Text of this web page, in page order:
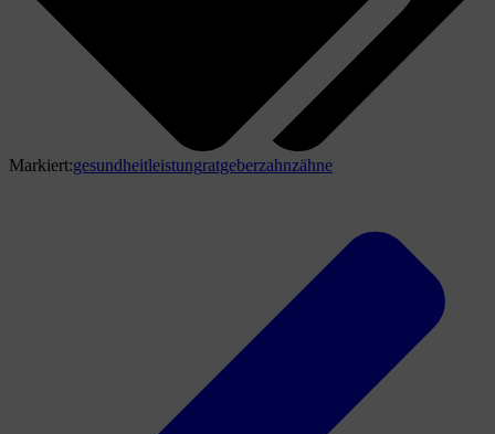
Markiert:gesundheitleistungratgeberzahnzähne